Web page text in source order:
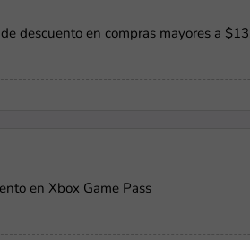
descuento en compras mayores a
en Xbox Game Pass